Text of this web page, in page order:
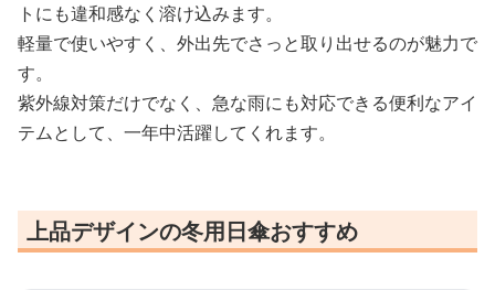
トにも違和感なく溶け込みます。
軽量で使いやすく、外出先でさっと取り出せるのが魅力で
す。
紫外線対策だけでなく、急な雨にも対応できる便利なアイ
テムとして、一年中活躍してくれます。
上品デザインの冬用日傘おすすめ